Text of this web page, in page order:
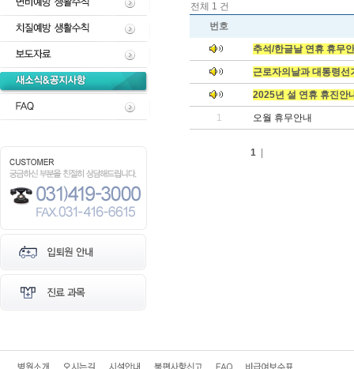
전체 1 건
번호
추석/한글날 연휴 휴무
근로자의날과 대통령선
2025년 설 연휴 휴진안
1 오월 휴무안내
1